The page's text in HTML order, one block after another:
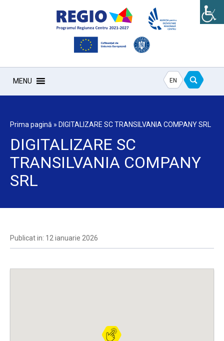
MENU EN
Prima pagină » DIGITALIZARE SC TRANSILVANIA COMPANY SRL
DIGITALIZARE SC
TRANSILVANIA COMPANY
SRL
Publicat in: 12 ianuarie 2026